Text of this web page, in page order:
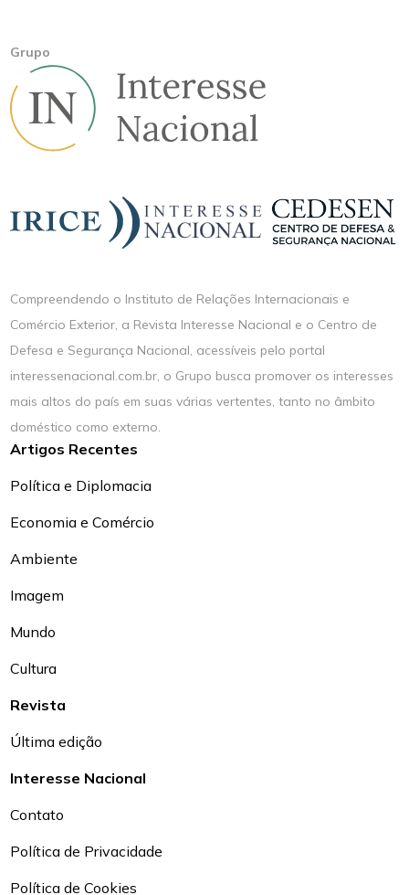
Grupo
Compreendendo o Instituto de Relações Internacionais e
Comércio Exterior, a Revista Interesse Nacional e o Centro de
Defesa e Segurança Nacional, acessíveis pelo portal
interessenacional.com.br, o Grupo busca promover os interesses
mais altos do país em suas várias vertentes, tanto no âmbito
doméstico como externo.
Artigos Recentes
Política e Diplomacia
Economia e Comércio
Ambiente
Imagem
Mundo
Cultura
Revista
Última edição
Interesse Nacional
Contato
Política de Privacidade
Política de Cookies